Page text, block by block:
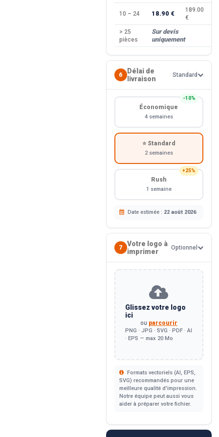
10 – 24 18.90 €
189.00
€
> 25
pièces
Sur devis
uniquement
6
Délai de
livraison
Standard
−10%
Économique
4 semaines
⭐ Standard
2 semaines
+25%
Rush
1 semaine
Date estimée : 22 août 2026
7
Votre logo à
imprimer
Optionnel
Glissez votre logo
ici
ou parcourir
PNG · JPG · SVG · PDF · AI
· EPS — max 20 Mo
Formats vectoriels (AI, EPS,
SVG) recommandés pour une
meilleure qualité d'impression.
Notre équipe peut aussi vous
aider à préparer votre fichier.